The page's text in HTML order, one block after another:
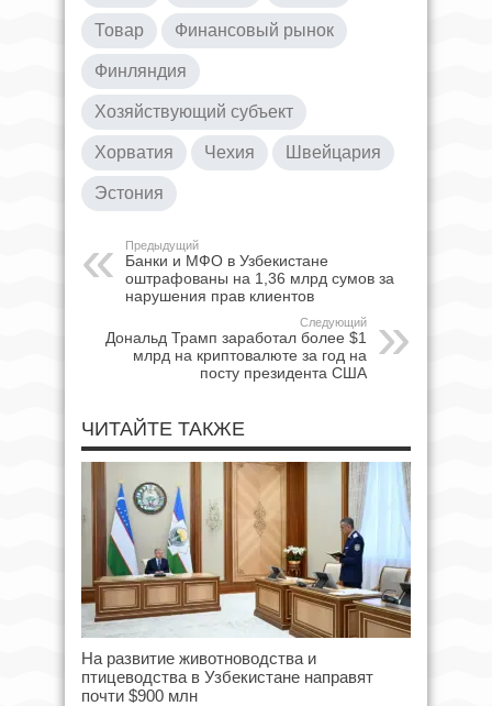
Товар Финансовый рынок
Финляндия
Хозяйствующий субъект
Хорватия Чехия Швейцария
Эстония
Предыдущий
Банки и МФО в Узбекистане
оштрафованы на 1,36 млрд сумов за
нарушения прав клиентов
Следующий
Дональд Трамп заработал более $1
млрд на криптовалюте за год на
посту президента США
ЧИТАЙТЕ ТАКЖЕ
На развитие животноводства и
птицеводства в Узбекистане направят
почти $900 млн